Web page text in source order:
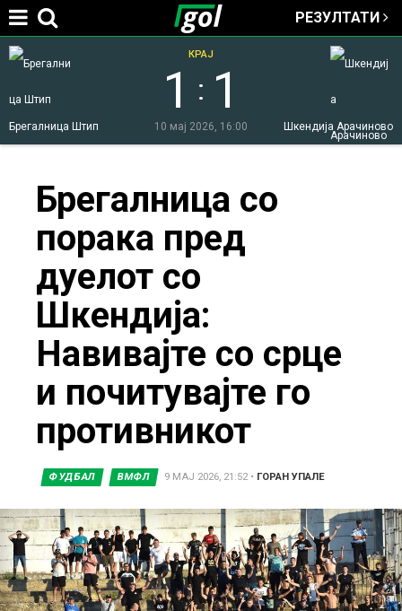
Jump to navigation
РЕЗУЛТАТИ
Брегалница Штип Шкендија Арачиново
1 : 1
КРАЈ
10 мај 2026, 16:00
here
Брегалница со
порака пред
дуелот со
Шкендија:
Навивајте со срце
и почитувајте го
противникот
ФУДБАЛ ВМФЛ 9 МАЈ 2026, 21:52• ГОРАН УПАЛЕ